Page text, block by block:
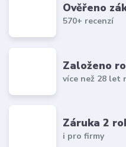
Ověřeno
570+ recenzí
Založeno
více než 28 let
Záruka 2
i pro firmy